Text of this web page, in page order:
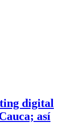
digital
así